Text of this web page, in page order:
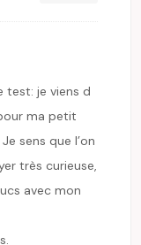
test: je viens d
ma petit
sens que l’on
très curieuse,
avec mon